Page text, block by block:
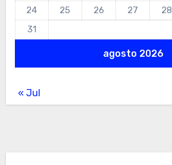
agosto 2026
24
25 26 27 28
31
« Jul